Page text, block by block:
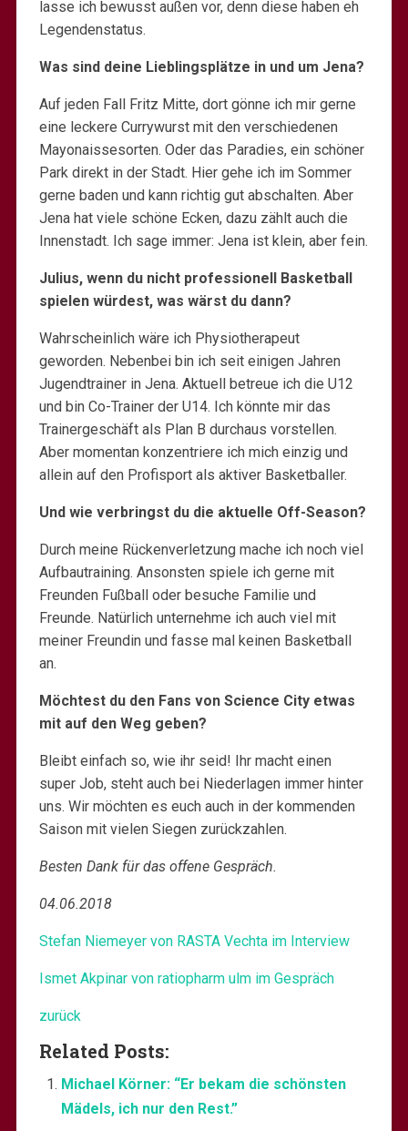
lasse ich bewusst außen vor, denn diese haben eh
Legendenstatus.
Was sind deine Lieblingsplätze in und um Jena?
Auf jeden Fall Fritz Mitte, dort gönne ich mir gerne
eine leckere Currywurst mit den verschiedenen
Mayonaissesorten. Oder das Paradies, ein schöner
Park direkt in der Stadt. Hier gehe ich im Sommer
gerne baden und kann richtig gut abschalten. Aber
Jena hat viele schöne Ecken, dazu zählt auch die
Innenstadt. Ich sage immer: Jena ist klein, aber fein.
Julius, wenn du nicht professionell Basketball
spielen würdest, was wärst du dann?
Wahrscheinlich wäre ich Physiotherapeut
geworden. Nebenbei bin ich seit einigen Jahren
Jugendtrainer in Jena. Aktuell betreue ich die U12
und bin Co-Trainer der U14. Ich könnte mir das
Trainergeschäft als Plan B durchaus vorstellen.
Aber momentan konzentriere ich mich einzig und
allein auf den Profisport als aktiver Basketballer.
Und wie verbringst du die aktuelle Off-Season?
Durch meine Rückenverletzung mache ich noch viel
Aufbautraining. Ansonsten spiele ich gerne mit
Freunden Fußball oder besuche Familie und
Freunde. Natürlich unternehme ich auch viel mit
meiner Freundin und fasse mal keinen Basketball
an.
Möchtest du den Fans von Science City etwas
mit auf den Weg geben?
Bleibt einfach so, wie ihr seid! Ihr macht einen
super Job, steht auch bei Niederlagen immer hinter
uns. Wir möchten es euch auch in der kommenden
Saison mit vielen Siegen zurückzahlen.
Besten Dank für das offene Gespräch.
04.06.2018
Stefan Niemeyer von RASTA Vechta im Interview
Ismet Akpinar von ratiopharm ulm im Gespräch
zurück
Related Posts:
Michael Körner: “Er bekam die schönsten
Mädels, ich nur den Rest.”